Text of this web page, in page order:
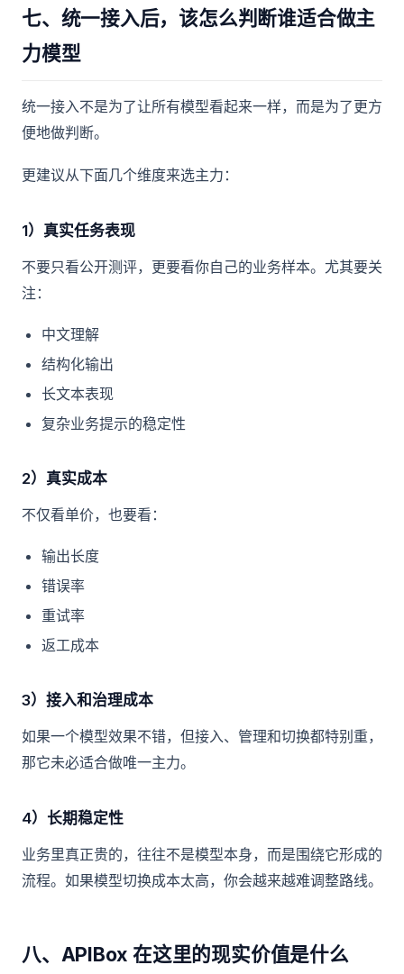
七、统一接入后，该怎么判断谁适合做主
力模型
统一接入不是为了让所有模型看起来一样，而是为了更方
便地做判断。
更建议从下面几个维度来选主力：
1）真实任务表现
不要只看公开测评，更要看你自己的业务样本。尤其要关
注：
中文理解
结构化输出
长文本表现
复杂业务提示的稳定性
2）真实成本
不仅看单价，也要看：
输出长度
错误率
重试率
返工成本
3）接入和治理成本
如果一个模型效果不错，但接入、管理和切换都特别重，
那它未必适合做唯一主力。
4）长期稳定性
业务里真正贵的，往往不是模型本身，而是围绕它形成的
流程。如果模型切换成本太高，你会越来越难调整路线。
八、APIBox 在这里的现实价值是什么